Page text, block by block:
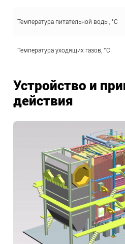
Температура питательной воды, °С
Температура уходящих газов, °С
Устройство и
действия